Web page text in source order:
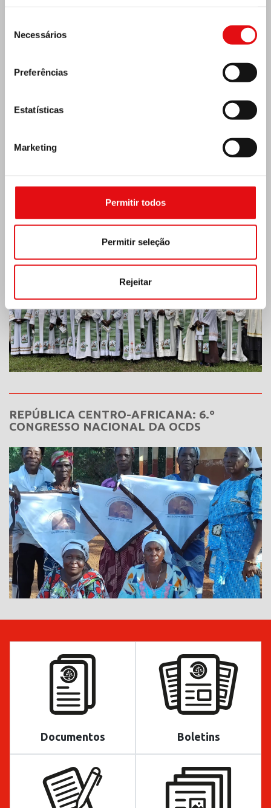
Necessários
Preferências
Estatísticas
Marketing
Permitir todos
Permitir seleção
Rejeitar
Costa do Marfim: Duplo Jubileu de Prata
REPÚBLICA CENTRO-AFRICANA: 6.º
CONGRESSO NACIONAL DA OCDS
Documentos Boletins